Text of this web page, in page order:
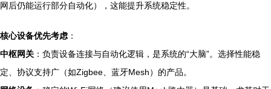
网后仍能运行部分自动化），这能提升系统稳定性。
核心设备优先考虑 ：
中枢网关 ：负责设备连接与自动化逻辑，是系统的“大脑”。选择性能稳
定、协议支持广（如Zigbee、蓝牙Mesh）的产品。